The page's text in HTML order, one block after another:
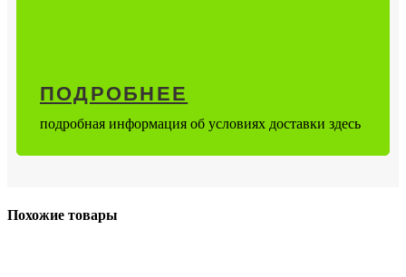
ПОДРОБНЕЕ
подробная информация об условиях доставки здесь
Похожие товары